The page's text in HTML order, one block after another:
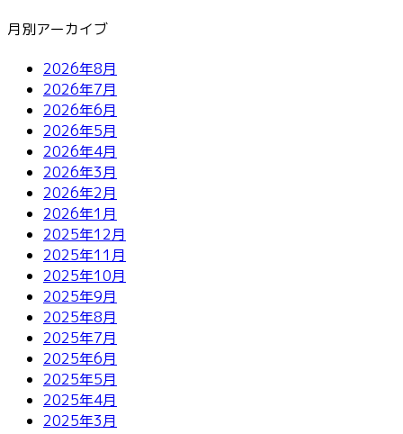
月別アーカイブ
2026年8月
2026年7月
2026年6月
2026年5月
2026年4月
2026年3月
2026年2月
2026年1月
2025年12月
2025年11月
2025年10月
2025年9月
2025年8月
2025年7月
2025年6月
2025年5月
2025年4月
2025年3月